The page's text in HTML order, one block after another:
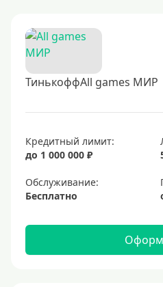
ТинькоффAll games МИР
Кредитный лимит:
до 1 000 000 ₽
Обслуживание:
Бесплатно